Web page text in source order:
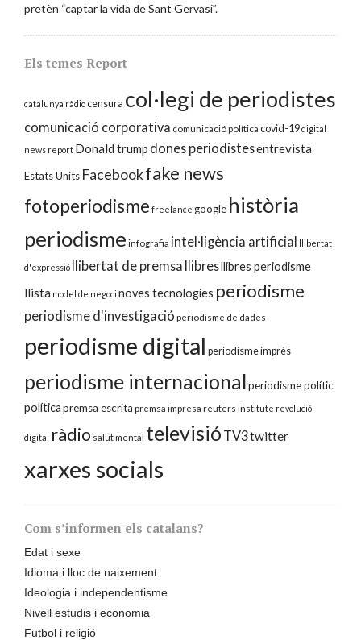
pretèn “captar la vida de Sant Gervasi”.
Els temes Report
catalunya ràdiocensura col·legi de periodistes
comunicació corporativa comunicació política covid-19digital
news report Donald trump dones periodistesentrevista
Estats Units Facebookfake news
fotoperiodisme freelance google història
periodisme infografia intel·ligència artificial llibertat
d'expressió llibertat de premsa llibresllibres periodisme
llista model de negoci noves tecnologies periodisme
periodisme d'investigació periodisme de dades
periodisme digital periodisme imprés
periodisme internacionalperiodisme polític
políticapremsa escrita premsa impresa reuters institute revolució
digital ràdio salut mental televisió TV3twitter
xarxes socials
Com s’informen els catalans?
Edat i sexe
Idioma i lloc de naixement
Ideologia i independentisme
Nivell estudis i economia
Futbol i religió